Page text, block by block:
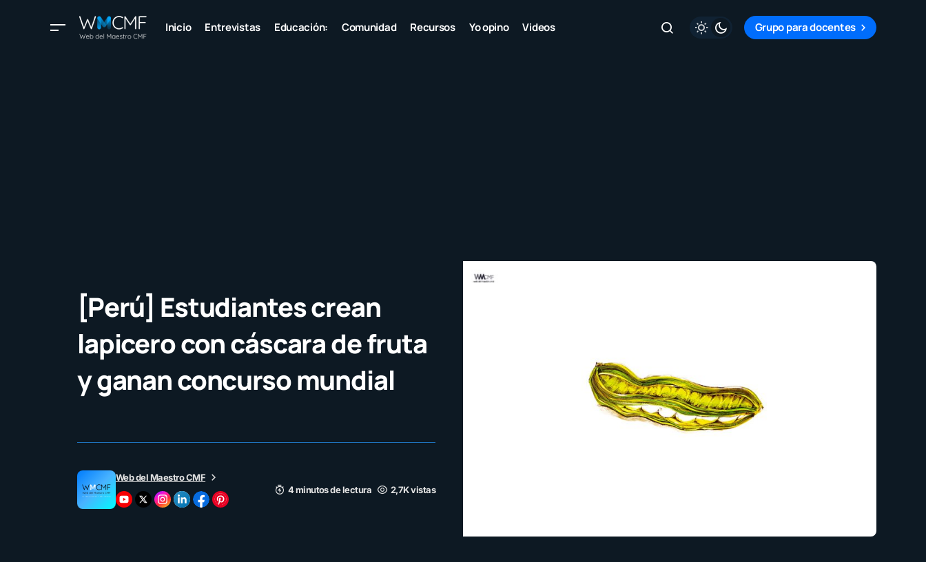
Inicio Entrevistas Educación: Comunidad Recursos Yo opino Videos Grupo para docentes
[Perú] Estudiantes crean
lapicero con cáscara de fruta
y ganan concurso mundial
Web del Maestro CMF
4 minutos de lectura
2,7K vistas